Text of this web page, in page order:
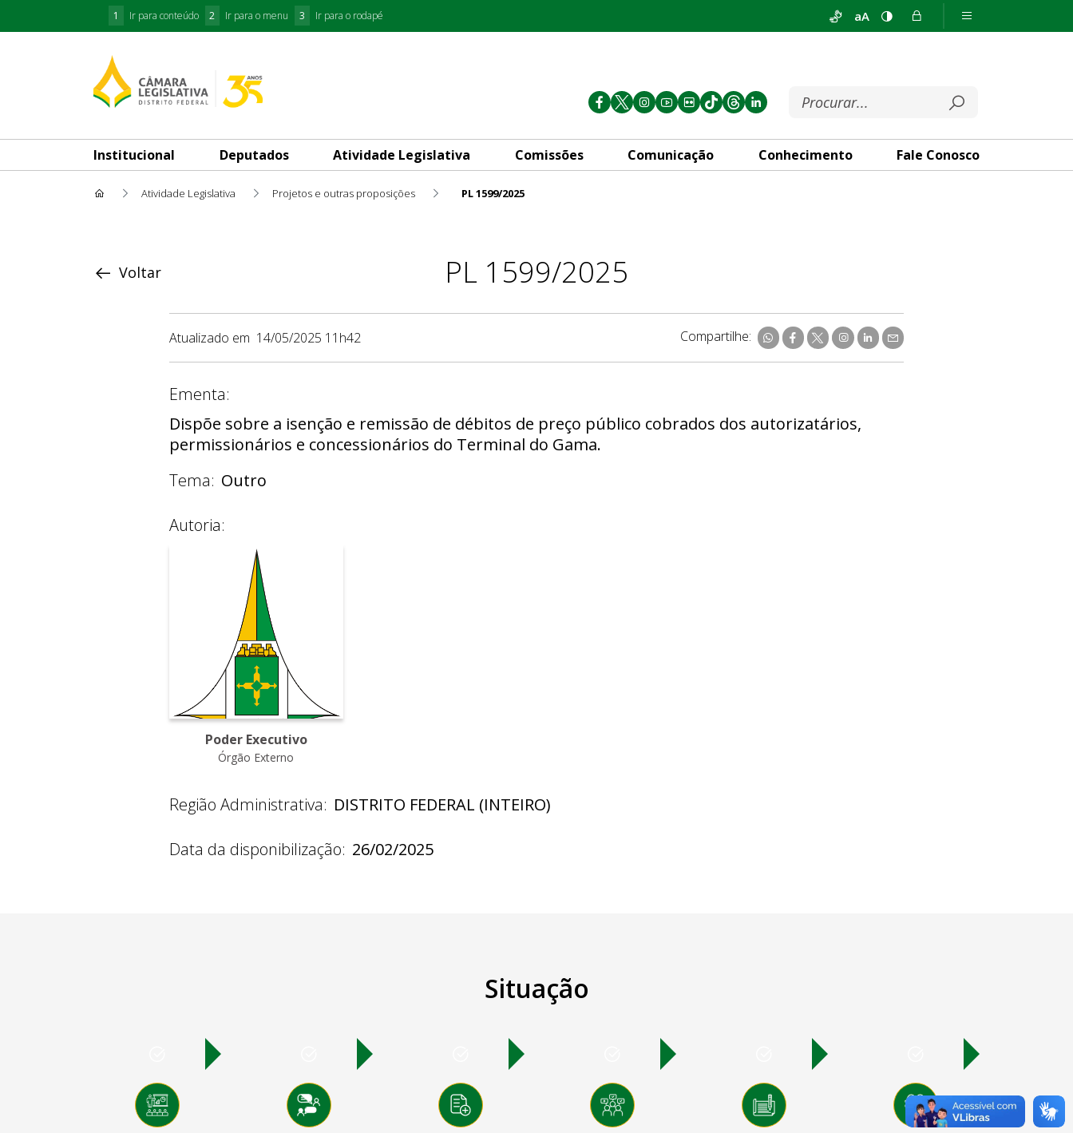
1 Ir para conteúdo 2 Ir para o menu 3 Ir para o rodapé aA
Institucional Deputados Atividade Legislativa Comissões Comunicação Conhecimento Fale Conosco
Atividade Legislativa Projetos e outras proposições PL 1599/2025
PL 1599/2025
Voltar
Atualizado em 14/05/2025 11h42 Compartilhe:
Ementa:
Dispõe sobre a isenção e remissão de débitos de preço público cobrados dos autorizatários,
permissionários e concessionários do Terminal do Gama.
Tema: Outro
Autoria:
Poder Executivo
Órgão Externo
Região Administrativa: DISTRITO FEDERAL (INTEIRO)
Data da disponibilização: 26/02/2025
Situação